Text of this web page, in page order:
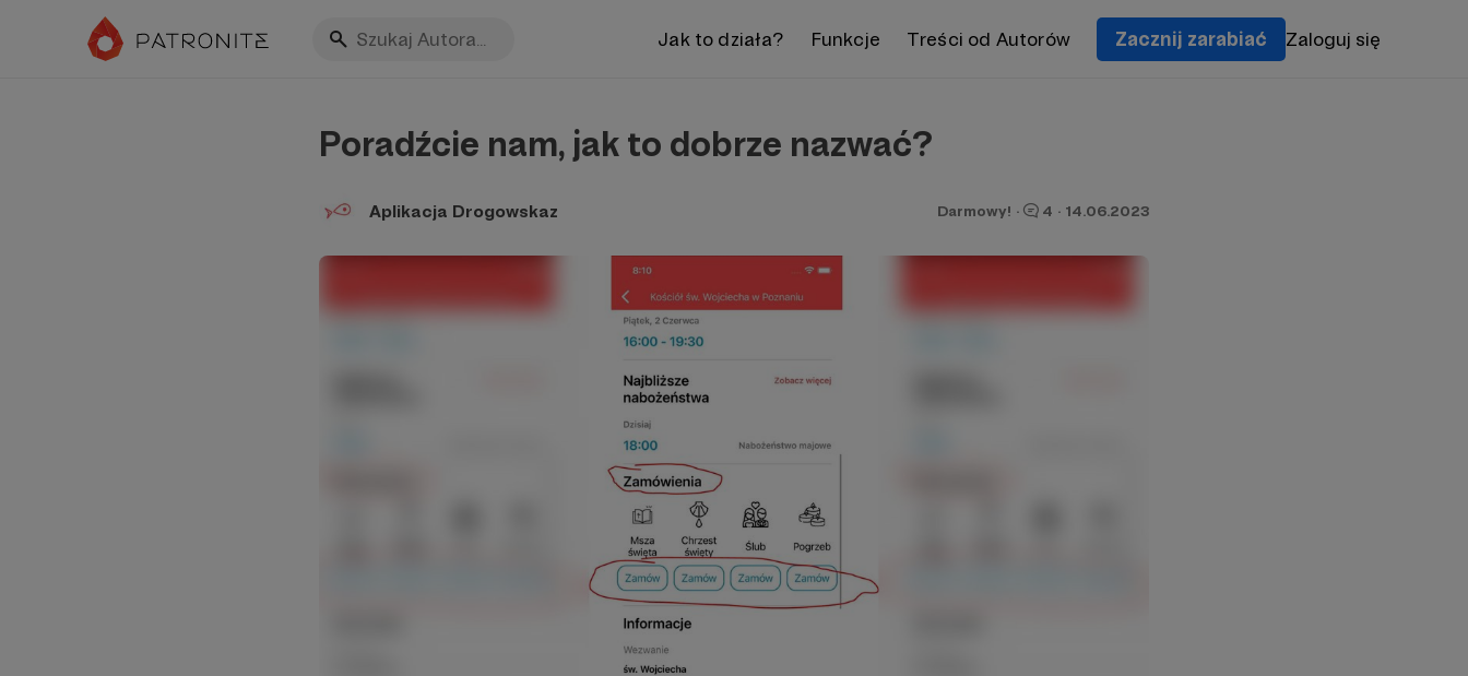
Jak to działa? Funkcje Treści od Autorów Zacznij zarabiać Zaloguj się
Poradźcie nam, jak to dobrze nazwać?
Aplikacja Drogowskaz Darmowy! · 4 · 14.06.2023